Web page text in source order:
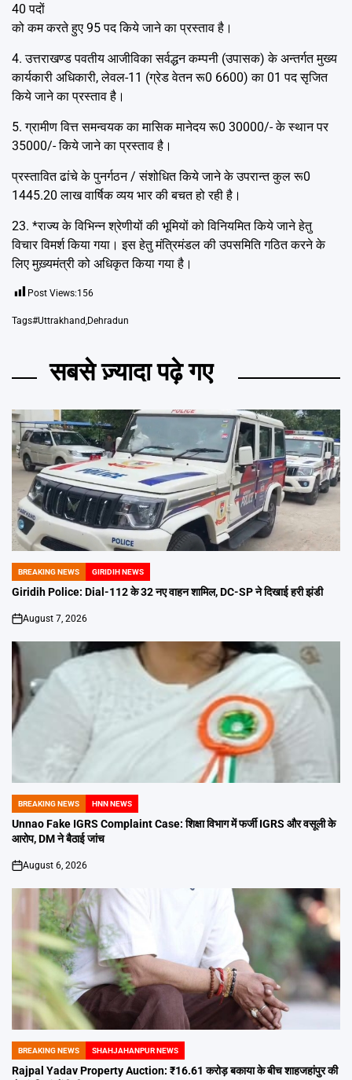
40 पदों
को कम करते हुए 95 पद किये जाने का प्रस्ताव है।
4. उत्तराखण्ड पवतीय आजीविका सर्वद्धन कम्पनी (उपासक) के अन्तर्गत मुख्य
कार्यकारी अधिकारी, लेवल-11 (ग्रेड वेतन रू0 6600) का 01 पद सृजित
किये जाने का प्रस्ताव है।
5. ग्रामीण वित्त समन्वयक का मासिक मानेदय रू0 30000/- के स्थान पर
35000/- किये जाने का प्रस्ताव है।
प्रस्तावित ढांचे के पुनर्गठन / संशोधित किये जाने के उपरान्त कुल रू0
1445.20 लाख वार्षिक व्यय भार की बचत हो रही है।
23. *राज्य के विभिन्न श्रेणीयों की भूमियों को विनियमित किये जाने हेतु
विचार विमर्श किया गया। इस हेतु मंत्रिमंडल की उपसमिति गठित करने के
लिए मुख़्यमंत्री को अधिकृत किया गया है।
Post Views:156
Tags#Uttrakhand Dehradun
सबसे ज़्यादा पढ़े गए
POSTED
IN
BREAKING NEWS GIRIDIH NEWS
Giridih Police: Dial-112 के 32 नए वाहन शामिल, DC-SP ने दिखाई हरी झंडी
on
August 7, 2026
POSTED
IN
BREAKING NEWS HNN NEWS
Unnao Fake IGRS Complaint Case: शिक्षा विभाग में फर्जी IGRS और वसूली के
आरोप, DM ने बैठाई जांच
on
August 6, 2026
POSTED
IN
BREAKING NEWS SHAHJAHANPUR NEWS
Rajpal Yadav Property Auction: ₹16.61 करोड़ बकाया के बीच शाहजहांपुर की